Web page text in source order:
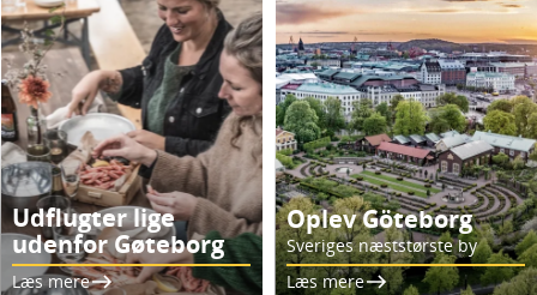
Udflugter lige
udenfor Gøteborg
Læs mere
Oplev Göteborg
Sveriges næststørste by
Læs mere